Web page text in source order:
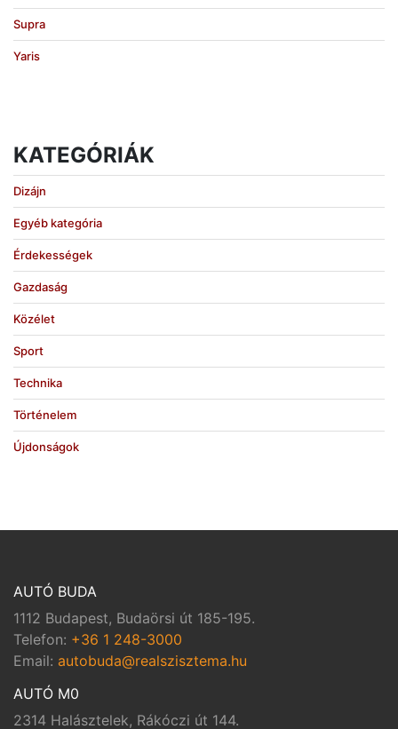
Supra
Yaris
KATEGÓRIÁK
Dizájn
Egyéb kategória
Érdekességek
Gazdaság
Közélet
Sport
Technika
Történelem
Újdonságok
AUTÓ BUDA
1112 Budapest, Budaörsi út 185-195.
Telefon: +36 1 248-3000
Email: autobuda@realszisztema.hu
AUTÓ M0
2314 Halásztelek, Rákóczi út 144.